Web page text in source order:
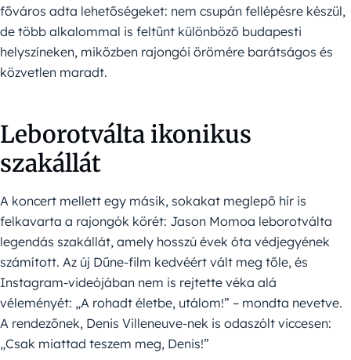
főváros adta lehetőségeket: nem csupán fellépésre készül,
de több alkalommal is feltűnt különböző budapesti
helyszíneken, miközben rajongói örömére barátságos és
közvetlen maradt.
Leborotválta ikonikus
szakállát
A koncert mellett egy másik, sokakat meglepő hír is
felkavarta a rajongók körét: Jason Momoa leborotválta
legendás szakállát, amely hosszú évek óta védjegyének
számított. Az új Dűne-film kedvéért vált meg tőle, és
Instagram-videójában nem is rejtette véka alá
véleményét: „A rohadt életbe, utálom!” – mondta nevetve.
A rendezőnek, Denis Villeneuve-nek is odaszólt viccesen:
„Csak miattad teszem meg, Denis!”